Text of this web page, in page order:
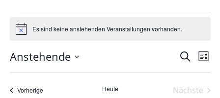
HinweisEs sind keine anstehenden Veranstaltungen vorhanden.
Suche
und
SucheListe
Anstehende
Datum
wählen.
VorherigeVeranstaltungen Heute
Nächste